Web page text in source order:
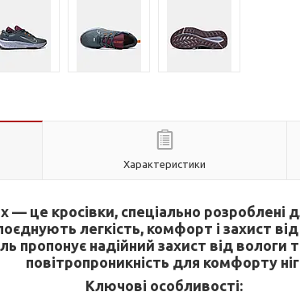
Характеристики
— це кросівки, спеціально розроблені
легкість, комфорт і захист
пропонує надійний захист від вологи
повітропроникність для комфорту
Ключові особливості: